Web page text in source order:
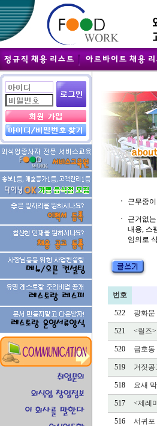
ㆍ 근무중
ㆍ
근거없
내용, 스
임의로
번호
522 광화문
521 <릴즈
520 금호동
519 거짓
518 요새
517 <제레
516 서귀포